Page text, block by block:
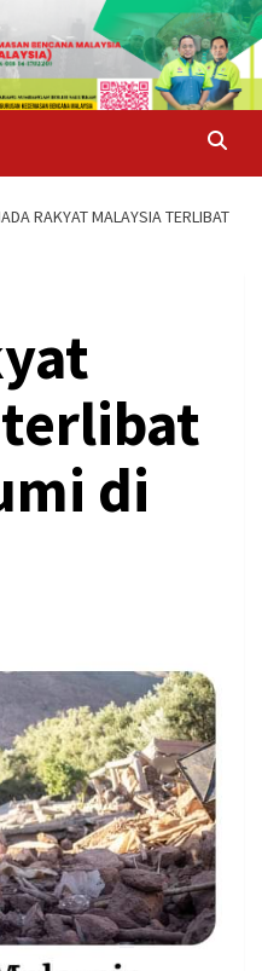
RAKYAT MALAYSIA TERLIBAT
di